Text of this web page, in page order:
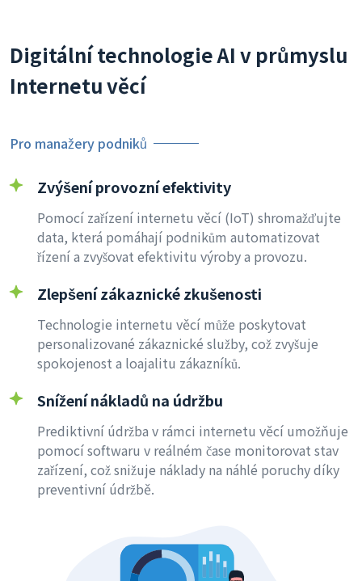
Digitální technologie AI v průmyslu
Internetu věcí
Pro manažery podniků
Zvýšení provozní efektivity
Pomocí zařízení internetu věcí (IoT) shromažďujte
data, která pomáhají podnikům automatizovat
řízení a zvyšovat efektivitu výroby a provozu.
Zlepšení zákaznické zkušenosti
Technologie internetu věcí může poskytovat
personalizované zákaznické služby, což zvyšuje
spokojenost a loajalitu zákazníků.
Snížení nákladů na údržbu
Prediktivní údržba v rámci internetu věcí umožňuje
pomocí softwaru v reálném čase monitorovat stav
zařízení, což snižuje náklady na náhlé poruchy díky
preventivní údržbě.